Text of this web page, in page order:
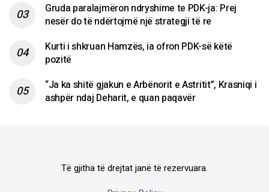
Gruda paralajmëron ndryshime te PDK-ja: Prej
nesër do të ndërtojmë një strategji të re
Kurti i shkruan Hamzës, ia ofron PDK-së këtë
pozitë
“Ja ka shitë gjakun e Arbënorit e Astritit”, Krasniqi i
ashpër ndaj Deharit, e quan paqavër
Të gjitha të drejtat janë të rezervuara.